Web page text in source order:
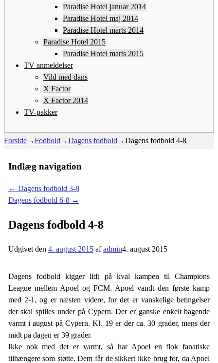
Paradise Hotel januar 2014
Paradise Hotel maj 2014
Paradise Hotel marts 2014
Paradise Hotel 2015
Paradise Hotel marts 2015
TV anmeldelser
Vild med dans
X Factor
X Factor 2014
TV-pakker
Forside→Fodbold →Dagens fodbold →Dagens fodbold 4-8
Indlæg navigation
← Dagens fodbold 3-8
Dagens fodbold 6-8 →
Dagens fodbold 4-8
Udgivet den 4. august 2015 afadmin4. august 2015
Dagens fodbold kigger lidt på kval kampen til Champions
League mellem Apoel og FCM. Apoel vandt den første kamp
med 2-1, og er næsten videre, for det er vanskelige betingelser
der skal spilles under på Cypern. Der er ganske enkelt bagende
varmt i august på Cypern. Kl. 19 er der ca. 30 grader, mens der
midt på dagen er 39 grader.
Ikke nok med det er varmt, så har Apoel en flok fanatiske
tilhængere som støtte. Dem får de sikkert ikke brug for, da Apoel